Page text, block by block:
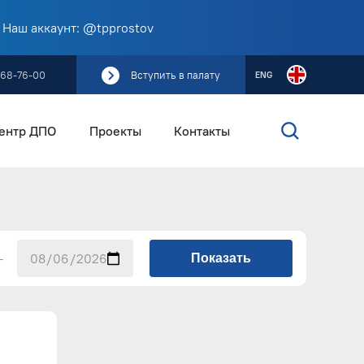
аккаунт: @tpprostov
76-00 Вступить в палату ENG
ДПО Проекты Контакты